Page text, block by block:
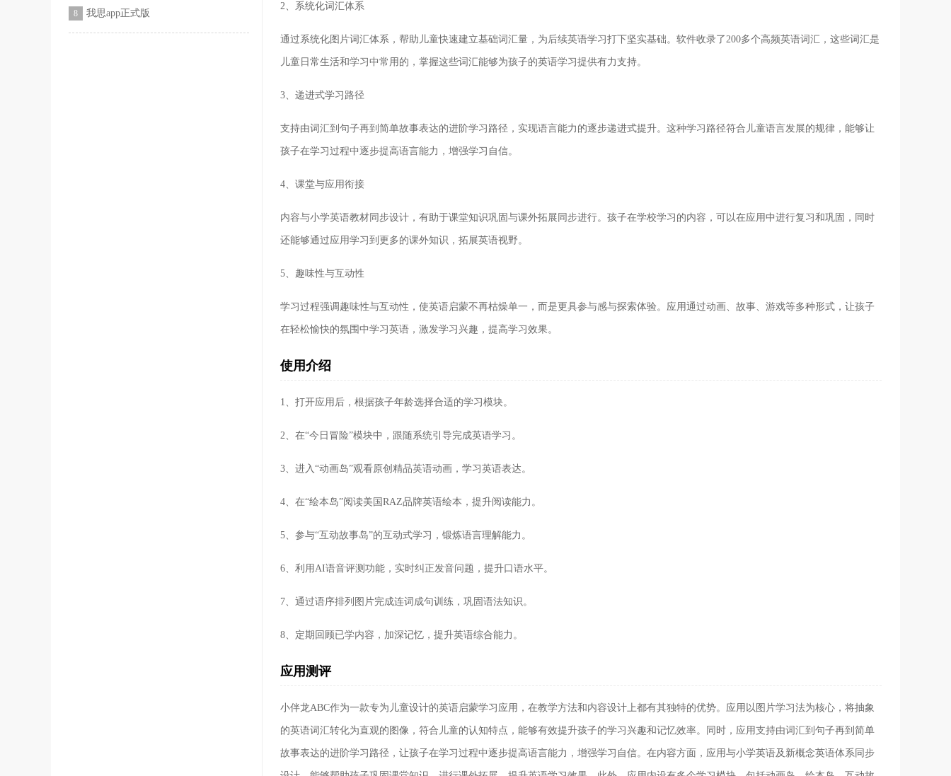
8 我思app正式版
2、系统化词汇体系
通过系统化图片词汇体系，帮助儿童快速建立基础词汇量，为后续英语学习打下坚实基础。软件收录了200多个高频英语词汇，这些词汇是
儿童日常生活和学习中常用的，掌握这些词汇能够为孩子的英语学习提供有力支持。
3、递进式学习路径
支持由词汇到句子再到简单故事表达的进阶学习路径，实现语言能力的逐步递进式提升。这种学习路径符合儿童语言发展的规律，能够让
孩子在学习过程中逐步提高语言能力，增强学习自信。
4、课堂与应用衔接
内容与小学英语教材同步设计，有助于课堂知识巩固与课外拓展同步进行。孩子在学校学习的内容，可以在应用中进行复习和巩固，同时
还能够通过应用学习到更多的课外知识，拓展英语视野。
5、趣味性与互动性
学习过程强调趣味性与互动性，使英语启蒙不再枯燥单一，而是更具参与感与探索体验。应用通过动画、故事、游戏等多种形式，让孩子
在轻松愉快的氛围中学习英语，激发学习兴趣，提高学习效果。
使用介绍
1、打开应用后，根据孩子年龄选择合适的学习模块。
2、在“今日冒险”模块中，跟随系统引导完成英语学习。
3、进入“动画岛”观看原创精品英语动画，学习英语表达。
4、在“绘本岛”阅读美国RAZ品牌英语绘本，提升阅读能力。
5、参与“互动故事岛”的互动式学习，锻炼语言理解能力。
6、利用AI语音评测功能，实时纠正发音问题，提升口语水平。
7、通过语序排列图片完成连词成句训练，巩固语法知识。
8、定期回顾已学内容，加深记忆，提升英语综合能力。
应用测评
小伴龙ABC作为一款专为儿童设计的英语启蒙学习应用，在教学方法和内容设计上都有其独特的优势。应用以图片学习法为核心，将抽象
的英语词汇转化为直观的图像，符合儿童的认知特点，能够有效提升孩子的学习兴趣和记忆效率。同时，应用支持由词汇到句子再到简单
故事表达的进阶学习路径，让孩子在学习过程中逐步提高语言能力，增强学习自信。在内容方面，应用与小学英语及新概念英语体系同步